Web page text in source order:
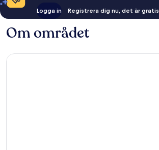
Logga in Registrera dig nu, det är gratis
Om området